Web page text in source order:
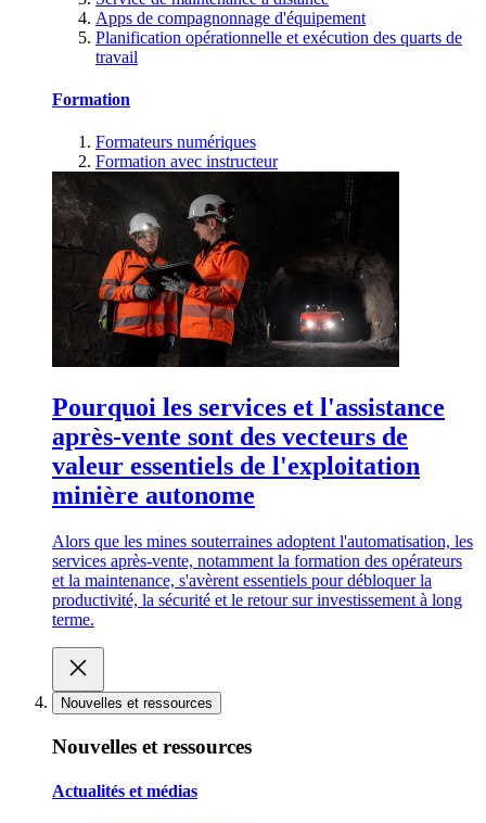
Apps de compagnonnage d'équipement
Planification opérationnelle et exécution des quarts de
travail
Formation
Formateurs numériques
Formation avec instructeur
Pourquoi les services et l'assistance
après-vente sont des vecteurs de
valeur essentiels de l'exploitation
minière autonome
Alors que les mines souterraines adoptent l'automatisation, les
services après-vente, notamment la formation des opérateurs
et la maintenance, s'avèrent essentiels pour débloquer la
productivité, la sécurité et le retour sur investissement à long
terme.
Nouvelles et ressources
Nouvelles et ressources
Actualités et médias